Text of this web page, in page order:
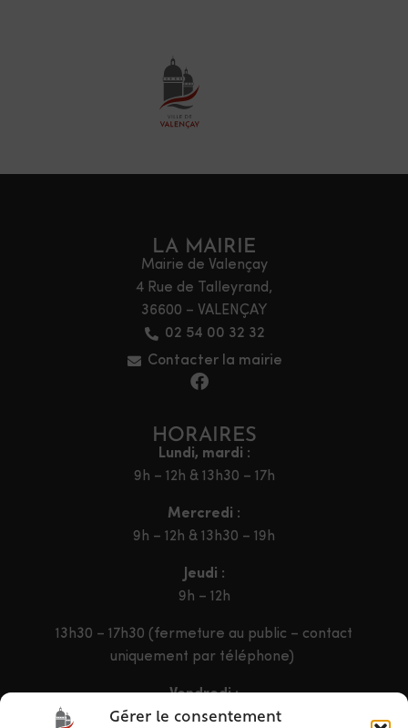
Gérer le consentement
LA MAIRIE
Mairie de Valençay
4 Rue de Talleyrand,
36600 – VALENÇAY
02 54 00 32 32
Contacter la mairie
HORAIRES
Lundi, mardi :
9h – 12h & 13h30 – 17h
Mercredi :
9h – 12h & 13h30 – 19h
Jeudi :
9h – 12h
13h30 – 17h30 (fermeture au public – contact
uniquement par téléphone)
Vendredi :
9h – 12h & 13h30 – 16h30